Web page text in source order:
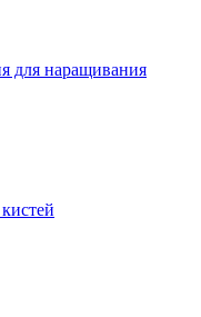
для наращивания